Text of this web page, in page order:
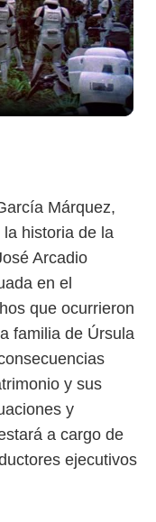
Márquez,
historia de la
Arcadio
en el
que ocurrieron
familia de Úrsula
y sus
y
a cargo de
ejecutivos